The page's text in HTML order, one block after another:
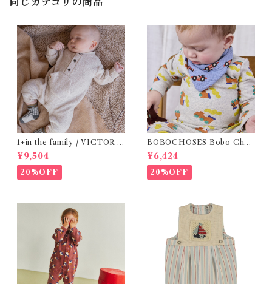
1+in the family / VICTOR (
12m )
¥9,504
20%OFF
BOBOCHOSES Bobo Choo
Choo all over body / 9-12
m
¥6,424
20%OFF